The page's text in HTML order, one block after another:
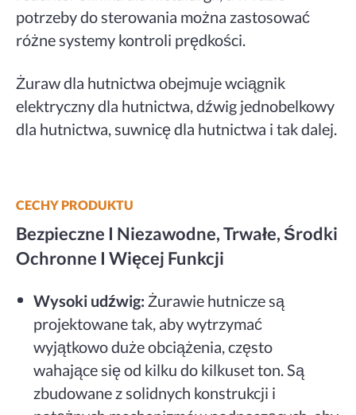
potrzeby do sterowania można zastosować
różne systemy kontroli prędkości.
Żuraw dla hutnictwa obejmuje wciągnik
elektryczny dla hutnictwa, dźwig jednobelkowy
dla hutnictwa, suwnicę dla hutnictwa i tak dalej.
CECHY PRODUKTU
Bezpieczne I Niezawodne, Trwałe, Środki
Ochronne I Więcej Funkcji
Wysoki udźwig: Żurawie hutnicze są
projektowane tak, aby wytrzymać
wyjątkowo duże obciążenia, często
wahające się od kilku do kilkuset ton. Są
zbudowane z solidnych konstrukcji i